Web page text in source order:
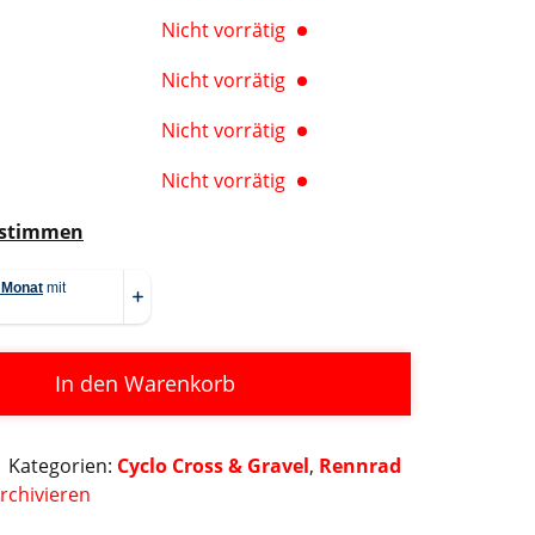
Nicht vorrätig
Nicht vorrätig
Nicht vorrätig
Nicht vorrätig
In den Warenkorb
Kategorien: Cyclo Cross & Gravel, Rennrad